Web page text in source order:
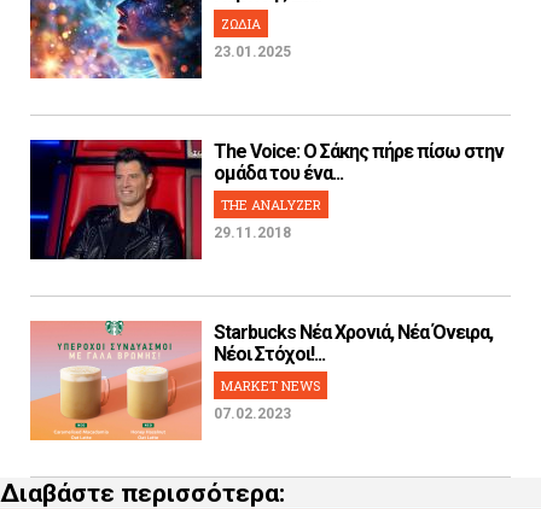
ΖΩΔΙΑ
23.01.2025
The Voice: Ο Σάκης πήρε πίσω στην
ομάδα του ένα...
THE ANALYZER
29.11.2018
Starbucks Νέα Χρονιά, Νέα Όνειρα,
Νέοι Στόχοι!...
MARKET NEWS
07.02.2023
Διαβάστε περισσότερα: